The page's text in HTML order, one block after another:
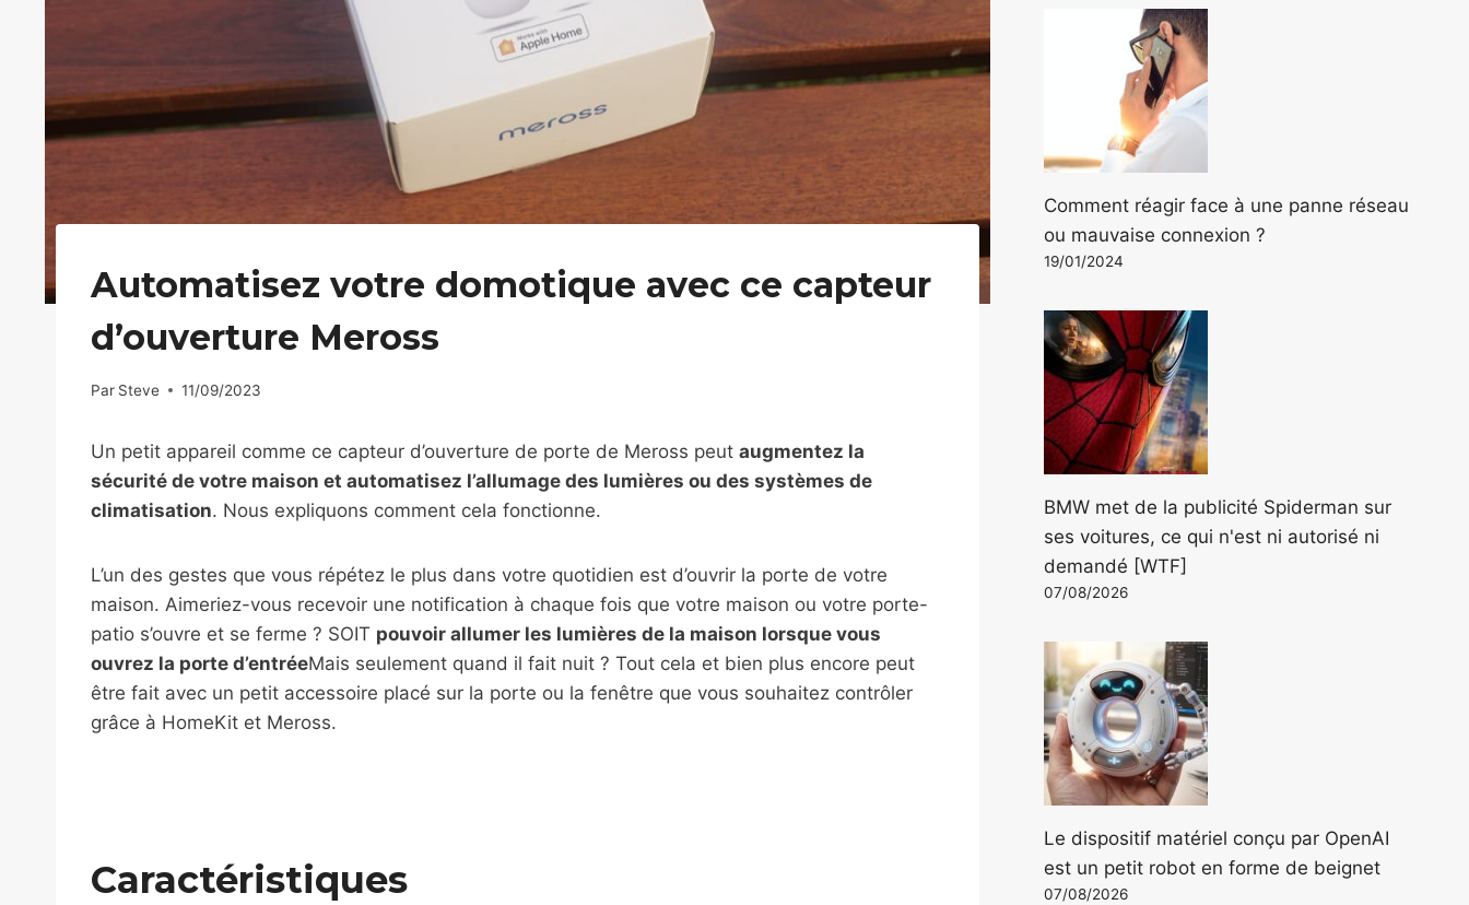
Automatisez votre domotique avec ce capteur
d’ouverture Meross
Par Steve 11/09/2023
Un petit appareil comme ce capteur d’ouverture de porte de Meross peut augmentez la
sécurité de votre maison et automatisez l’allumage des lumières ou des systèmes de
climatisation. Nous expliquons comment cela fonctionne.
L’un des gestes que vous répétez le plus dans votre quotidien est d’ouvrir la porte de votre
maison. Aimeriez-vous recevoir une notification à chaque fois que votre maison ou votre porte-
patio s’ouvre et se ferme ? SOIT pouvoir allumer les lumières de la maison lorsque vous
ouvrez la porte d’entréeMais seulement quand il fait nuit ? Tout cela et bien plus encore peut
être fait avec un petit accessoire placé sur la porte ou la fenêtre que vous souhaitez contrôler
grâce à HomeKit et Meross.
Caractéristiques
Comment réagir face à une panne réseau
ou mauvaise connexion ?
19/01/2024
BMW met de la publicité Spiderman sur
ses voitures, ce qui n'est ni autorisé ni
demandé [WTF]
07/08/2026
Le dispositif matériel conçu par OpenAI
est un petit robot en forme de beignet
07/08/2026